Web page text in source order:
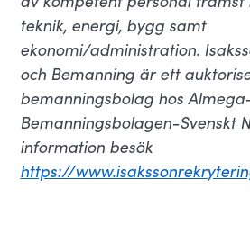
teknik, energi, bygg samt
ekonomi/administration.
och Bemanning är ett
bemanningsbolag hos
Bemanningsbolagen-Svenskt
information besök
https://